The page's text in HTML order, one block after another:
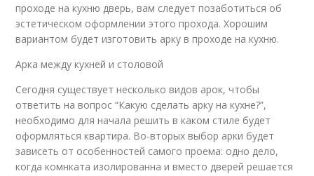
проходе на кухню дверь, вам следует позаботиться об
эстетическом оформлении этого прохода. Хорошим
вариантом будет изготовить арку в проходе на кухню.
Арка между кухней и столовой
Сегодня существует несколько видов арок, чтобы
ответить на вопрос “Какую сделать арку на кухне?”,
необходимо для начала решить в каком стиле будет
оформляться квартира. Во-вторых выбор арки будет
зависеть от особенностей самого проема: одно дело,
когда комнката изолированна и вместо дверей решается